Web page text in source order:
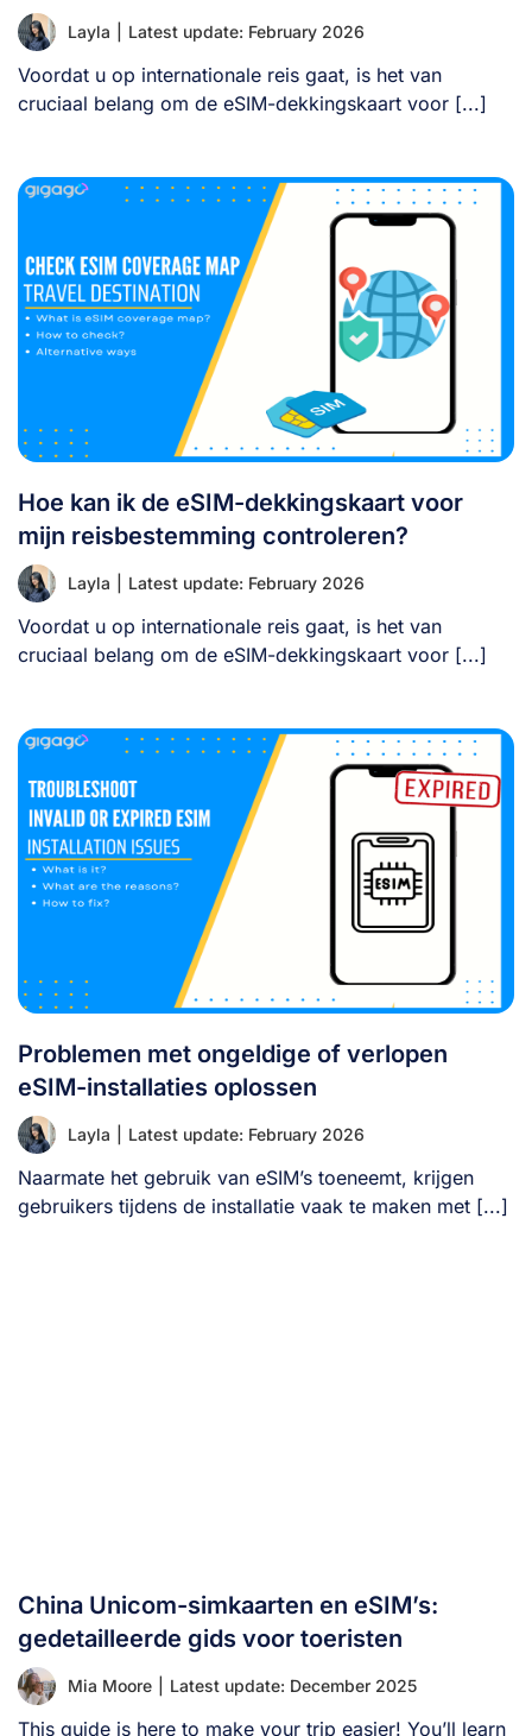
Layla Latest update: February 2026
Voordat u op internationale reis gaat, is het van
cruciaal belang om de eSIM-dekkingskaart voor [...]
Hoe kan ik de eSIM-dekkingskaart voor
mijn reisbestemming controleren?
Layla Latest update: February 2026
Voordat u op internationale reis gaat, is het van
cruciaal belang om de eSIM-dekkingskaart voor [...]
Problemen met ongeldige of verlopen
eSIM-installaties oplossen
Layla Latest update: February 2026
Naarmate het gebruik van eSIM’s toeneemt, krijgen
gebruikers tijdens de installatie vaak te maken met [...]
China Unicom-simkaarten en eSIM’s:
gedetailleerde gids voor toeristen
Mia Moore Latest update: December 2025
This guide is here to make your trip easier! You’ll learn